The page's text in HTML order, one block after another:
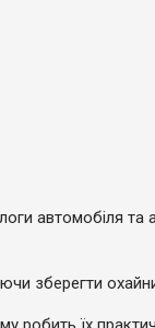
автомобіля
зберегти